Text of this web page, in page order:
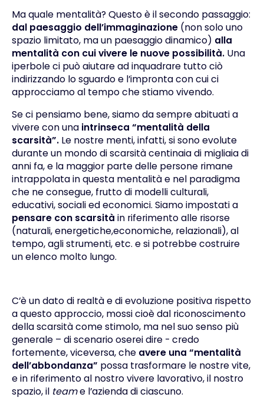
Ma quale mentalità? Questo è il secondo passaggio:
dal paesaggio dell’immaginazione(non solo uno
spazio limitato, ma un paesaggio dinamico) alla
mentalità con cui vivere le nuove possibilità.Una
iperbole ci può aiutare ad inquadrare tutto ciò
indirizzando lo sguardo e l’impronta con cui ci
approcciamo al tempo che stiamo vivendo.
Se ci pensiamo bene, siamo da sempre abituati a
vivere con una intrinseca “mentalità della
scarsità”.Le nostre menti, infatti, si sono evolute
durante un mondo di scarsità centinaia di migliaia di
anni fa, e la maggior parte delle persone rimane
intrappolata in questa mentalità e nel paradigma
che ne consegue, frutto di modelli culturali,
educativi, sociali ed economici. Siamo impostati a
pensare con scarsità in riferimento alle risorse
(naturali, energetiche,economiche, relazionali), al
tempo, agli strumenti, etc. e si potrebbe costruire
un elenco molto lungo.
C’è un dato di realtà e di evoluzione positiva rispetto
a questo approccio, mossi cioè dal riconoscimento
della scarsità come stimolo, ma nel suo senso più
generale – di scenario oserei dire - credo
fortemente, viceversa, che avere una “mentalità
dell’abbondanza” possa trasformare le nostre vite,
e in riferimento al nostro vivere lavorativo, il nostro
spazio, il teame l’azienda di ciascuno.